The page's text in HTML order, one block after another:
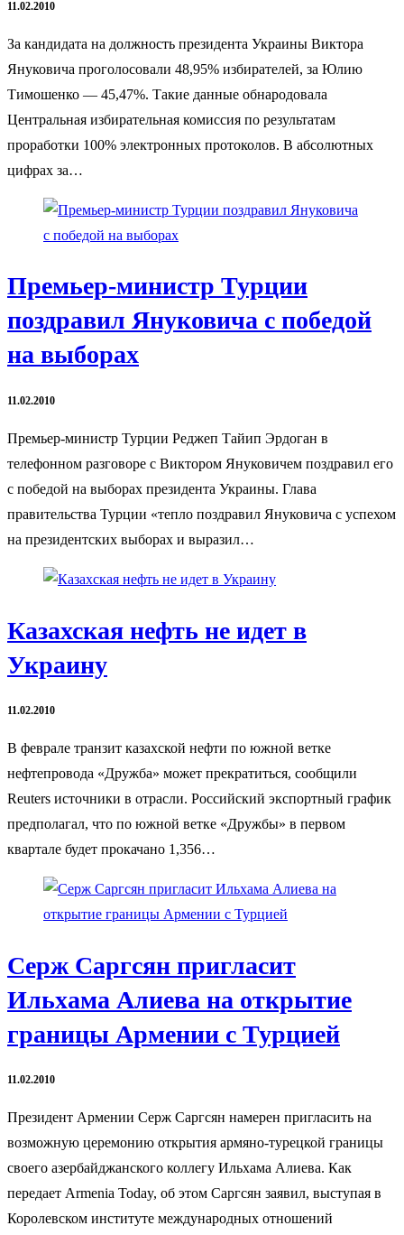
11.02.2010
За кандидата на должность президента Украины Виктора
Януковича проголосовали 48,95% избирателей, за Юлию
Тимошенко — 45,47%. Такие данные обнародовала
Центральная избирательная комиссия по результатам
проработки 100% электронных протоколов. В абсолютных
цифрах за…
Премьер-министр Турции
поздравил Януковича с победой
на выборах
11.02.2010
Премьер-министр Турции Реджеп Тайип Эрдоган в
телефонном разговоре с Виктором Януковичем поздравил его
с победой на выборах президента Украины. Глава
правительства Турции «тепло поздравил Януковича с успехом
на президентских выборах и выразил…
Казахская нефть не идет в
Украину
11.02.2010
В феврале транзит казахской нефти по южной ветке
нефтепровода «Дружба» может прекратиться, сообщили
Reuters источники в отрасли. Российский экспортный график
предполагал, что по южной ветке «Дружбы» в первом
квартале будет прокачано 1,356…
Серж Саргсян пригласит
Ильхама Алиева на открытие
границы Армении с Турцией
11.02.2010
Президент Армении Серж Саргсян намерен пригласить на
возможную церемонию открытия армяно-турецкой границы
своего азербайджанского коллегу Ильхама Алиева. Как
передает Armenia Today, об этом Саргсян заявил, выступая в
Королевском институте международных отношений